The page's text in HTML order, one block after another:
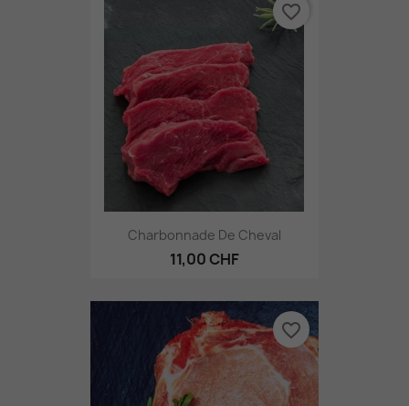
Charbonnade De Cheval
11,00 CHF
favorite_border
favorite_border